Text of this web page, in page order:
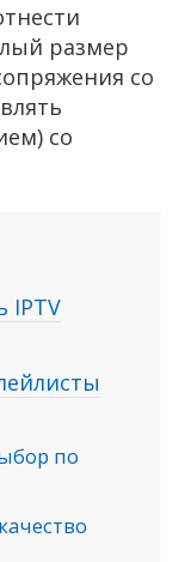
размер
со
со
IPTV
по